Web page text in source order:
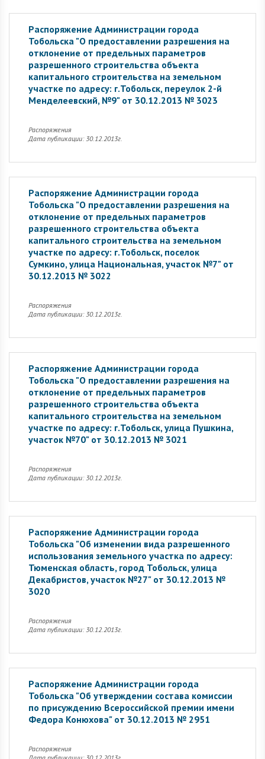
Распоряжение Администрации города
Тобольска "О предоставлении разрешения на
отклонение от предельных параметров
разрешенного строительства объекта
капитального строительства на земельном
участке по адресу: г.Тобольск, переулок 2-й
Менделеевский, №9" от 30.12.2013 № 3023
Распоряжения
Дата публикации: 30.12.2013г.
Распоряжение Администрации города
Тобольска "О предоставлении разрешения на
отклонение от предельных параметров
разрешенного строительства объекта
капитального строительства на земельном
участке по адресу: г.Тобольск, поселок
Сумкино, улица Национальная, участок №7" от
30.12.2013 № 3022
Распоряжения
Дата публикации: 30.12.2013г.
Распоряжение Администрации города
Тобольска "О предоставлении разрешения на
отклонение от предельных параметров
разрешенного строительства объекта
капитального строительства на земельном
участке по адресу: г.Тобольск, улица Пушкина,
участок №70" от 30.12.2013 № 3021
Распоряжения
Дата публикации: 30.12.2013г.
Распоряжение Администрации города
Тобольска "Об изменении вида разрешенного
использования земельного участка по адресу:
Тюменская область, город Тобольск, улица
Декабристов, участок №27" от 30.12.2013 №
3020
Распоряжения
Дата публикации: 30.12.2013г.
Распоряжение Администрации города
Тобольска "Об утверждении состава комиссии
по присуждению Всероссийской премии имени
Федора Конюхова" от 30.12.2013 № 2951
Распоряжения